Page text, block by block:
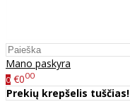
Mano paskyra
0 €000
Prekių krepšelis tuščias!